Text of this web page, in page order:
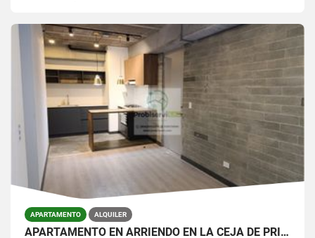
APARTAMENTO ALQUILER
APARTAMENTO EN ARRIENDO EN LA CEJA DE PRIMER PISO.